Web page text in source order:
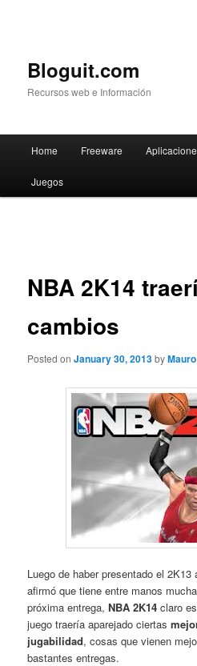
Bloguit.com
Recursos web e Información
Skip
to
Home Freeware
Juegos
NBA 2K14
cambios
Posted onJanuary 30, 2013byMauro
Luego de haber presentado el
afirmó que tiene entre manos
próxima entrega,NBA 2K14 claro
juego traería aparejado ciertas
jugabilidad, cosas que vienen
bastantes entregas.